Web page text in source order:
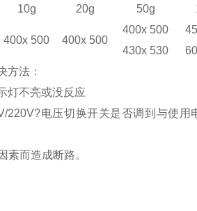
10g 20g 50g
400x 500 400x 500
400x 500
430x 530
决方法：
示灯不亮或没反应
220V?电压切换开关是否调到与使
因素而造成断路。
。